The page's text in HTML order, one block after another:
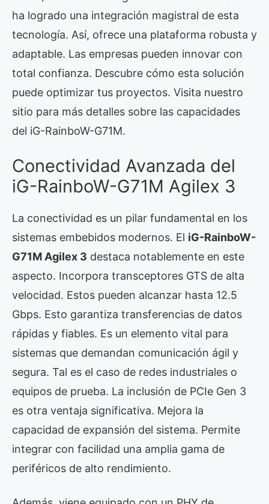
ha logrado una integración magistral de esta
tecnología. Así, ofrece una plataforma robusta y
adaptable. Las empresas pueden innovar con
total confianza. Descubre cómo esta solución
puede optimizar tus proyectos. Visita nuestro
sitio para más detalles sobre las capacidades
del iG-RainboW-G71M.
Conectividad Avanzada del
iG-RainboW-G71M Agilex 3
La conectividad es un pilar fundamental en los
sistemas embebidos modernos. El iG-RainboW-
G71M Agilex 3 destaca notablemente en este
aspecto. Incorpora transceptores GTS de alta
velocidad. Estos pueden alcanzar hasta 12.5
Gbps. Esto garantiza transferencias de datos
rápidas y fiables. Es un elemento vital para
sistemas que demandan comunicación ágil y
segura. Tal es el caso de redes industriales o
equipos de prueba. La inclusión de PCIe Gen 3
es otra ventaja significativa. Mejora la
capacidad de expansión del sistema. Permite
integrar con facilidad una amplia gama de
periféricos de alto rendimiento.